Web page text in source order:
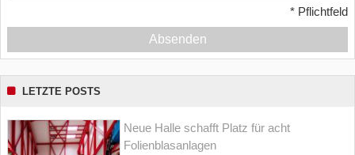
* Pflichtfeld
Absenden
LETZTE POSTS
Neue Halle schafft Platz für acht
Folienblasanlagen